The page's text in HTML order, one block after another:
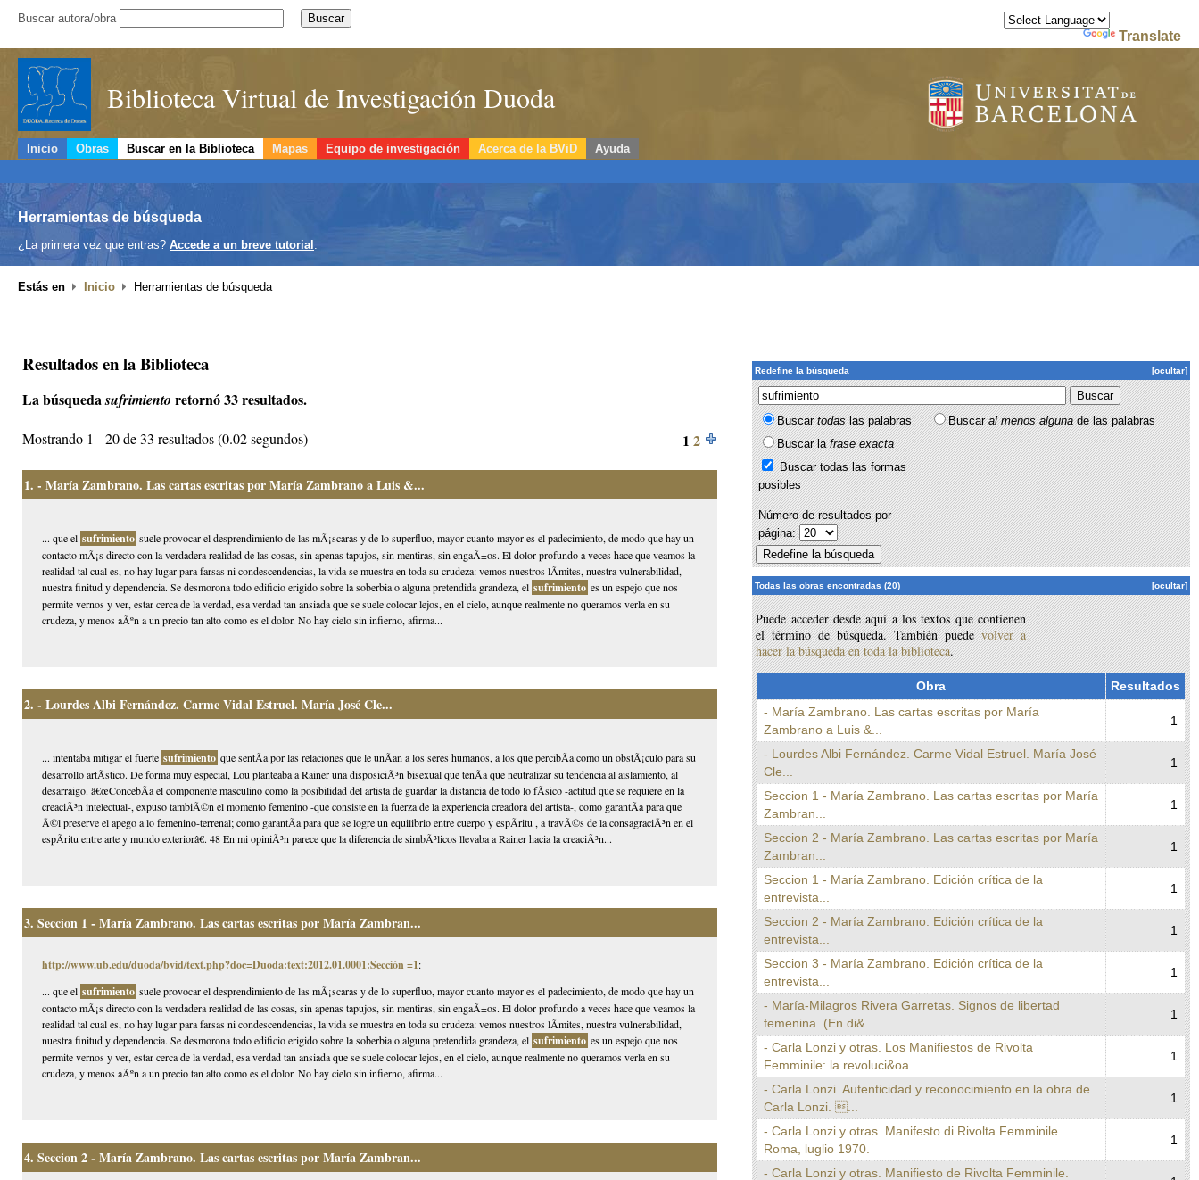
Translate
Buscar autora/obra
Biblioteca Virtual de Investigación Duoda
Inicio Obras Buscar en la Biblioteca Mapas Equipo de investigación Acerca de la BViD Ayuda
Herramientas de búsqueda
¿La primera vez que entras? Accede a un breve tutorial .
Estás en Inicio Herramientas de búsqueda
Resultados en la Biblioteca
La búsquedasufrimiento retornó 33 resultados.
Mostrando 1 - 20 de 33 resultados (0.02 segundos) 1 2
1. - María Zambrano. Las cartas escritas por María Zambrano a Luis &...
... que el sufrimiento suele provocar el desprendimiento de las mÃ¡scaras y de lo superfluo, mayor cuanto mayor es el padecimiento, de modo que hay un
contacto mÃ¡s directo con la verdadera realidad de las cosas, sin apenas tapujos, sin mentiras, sin engaÃ±os. El dolor profundo a veces hace que veamos la
realidad tal cual es, no hay lugar para farsas ni condescendencias, la vida se muestra en toda su crudeza: vemos nuestros lÃ­mites, nuestra vulnerabilidad,
nuestra finitud y dependencia. Se desmorona todo edificio erigido sobre la soberbia o alguna pretendida grandeza, el sufrimiento es un espejo que nos
permite vernos y ver, estar cerca de la verdad, esa verdad tan ansiada que se suele colocar lejos, en el cielo, aunque realmente no queramos verla en su
crudeza, y menos aÃºn a un precio tan alto como es el dolor. No hay cielo sin infierno, afirma...
2. - Lourdes Albi Fernández. Carme Vidal Estruel. María José Cle...
... intentaba mitigar el fuerte sufrimiento que sentÃ­a por las relaciones que le unÃ­an a los seres humanos, a los que percibÃ­a como un obstÃ¡culo para su
desarrollo artÃ­stico. De forma muy especial, Lou planteaba a Rainer una disposiciÃ³n bisexual que tenÃ­a que neutralizar su tendencia al aislamiento, al
desarraigo. â€œConcebÃ­a el componente masculino como la posibilidad del artista de guardar la distancia de todo lo fÃ­sico -actitud que se requiere en la
creaciÃ³n intelectual-, expuso tambiÃ©n el momento femenino -que consiste en la fuerza de la experiencia creadora del artista-, como garantÃ­a para que
Ã©l preserve el apego a lo femenino-terrenal; como garantÃ­a para que se logre un equilibrio entre cuerpo y espÃ­ritu , a travÃ©s de la consagraciÃ³n en el
espÃ­ritu entre arte y mundo exteriorâ€. 48 En mi opiniÃ³n parece que la diferencia de simbÃ³licos llevaba a Rainer hacia la creaciÃ³n...
3. Seccion 1 - María Zambrano. Las cartas escritas por María Zambran...
http://www.ub.edu/duoda/bvid/text.php?doc=Duoda:text:2012.01.0001:Sección =1:
... que el sufrimiento suele provocar el desprendimiento de las mÃ¡scaras y de lo superfluo, mayor cuanto mayor es el padecimiento, de modo que hay un
contacto mÃ¡s directo con la verdadera realidad de las cosas, sin apenas tapujos, sin mentiras, sin engaÃ±os. El dolor profundo a veces hace que veamos la
realidad tal cual es, no hay lugar para farsas ni condescendencias, la vida se muestra en toda su crudeza: vemos nuestros lÃ­mites, nuestra vulnerabilidad,
nuestra finitud y dependencia. Se desmorona todo edificio erigido sobre la soberbia o alguna pretendida grandeza, el sufrimiento es un espejo que nos
permite vernos y ver, estar cerca de la verdad, esa verdad tan ansiada que se suele colocar lejos, en el cielo, aunque realmente no queramos verla en su
crudeza, y menos aÃºn a un precio tan alto como es el dolor. No hay cielo sin infierno, afirma...
4. Seccion 2 - María Zambrano. Las cartas escritas por María Zambran...
[ocultar]
Redefine la búsqueda
Buscartodaslas palabras Buscaral menos algunade las palabras
Buscar lafrase exacta
Buscar todas las formas
posibles
Número de resultados por
página:
[ocultar]
Todas las obras encontradas (20)
Puede acceder desde aquí a los textos que contienen
el término de búsqueda. También puedevolver a
hacer la búsqueda en toda la biblioteca.
Obra
Resultados
- María Zambrano. Las cartas escritas por María
Zambrano a Luis &...
1
- Lourdes Albi Fernández. Carme Vidal Estruel. María José
Cle...
1
Seccion 1 - María Zambrano. Las cartas escritas por María
Zambran...
1
Seccion 2 - María Zambrano. Las cartas escritas por María
Zambran...
1
Seccion 1 - María Zambrano. Edición crítica de la
entrevista...
1
Seccion 2 - María Zambrano. Edición crítica de la
entrevista...
1
Seccion 3 - María Zambrano. Edición crítica de la
entrevista...
1
- María-Milagros Rivera Garretas. Signos de libertad
femenina. (En di&...
1
- Carla Lonzi y otras. Los Manifiestos de Rivolta
Femminile: la revoluci&oa...
1
- Carla Lonzi. Autenticidad y reconocimiento en la obra de
Carla Lonzi. ...
1
- Carla Lonzi y otras. Manifesto di Rivolta Femminile.
Roma, luglio 1970.
1
- Carla Lonzi y otras. Manifiesto de Rivolta Femminile.